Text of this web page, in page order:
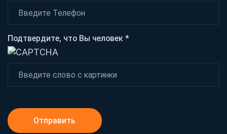
Подтвердите, что Вы человек *
Отправить